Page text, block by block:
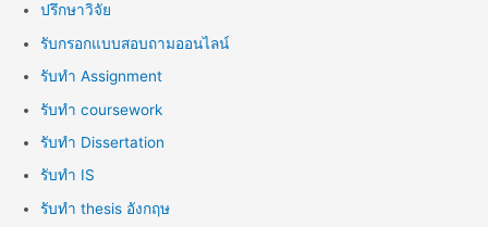
ปรึกษาวิจัย
รับกรอกแบบสอบถามออนไลน์
รับทำ Assignment
รับทำ coursework
รับทำ Dissertation
รับทำ IS
รับทำ thesis อังกฤษ